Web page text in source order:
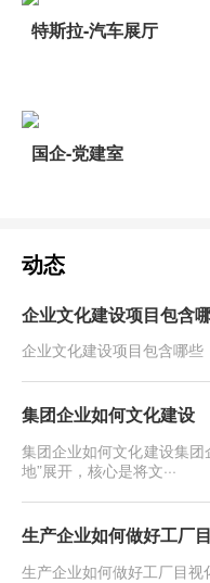
特斯拉-汽车展厅
国企-党建室
动态
企业文化建设项目包含
企业文化建设项目包含哪些
集团企业如何文化建设
集团企业如何文化建设​集
地”展开，核心是将文···
生产企业如何做好工厂
生产企业如何做好工厂目视